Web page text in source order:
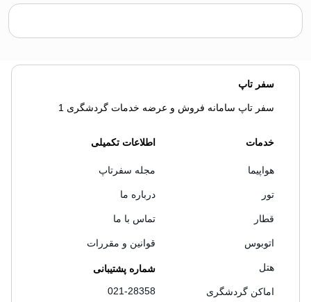
سفر تاپ
سفر تاپ سامانه فروش و عرضه خدمات گردشگری 1
خدمات
هواپیما
تور
قطار
اتوبوس
هتل
اماکن گردشگری
اطلاعات تکمیلی
مجله سفرتاپ
درباره ما
تماس با ما
قوانین و مقررات
شماره پشتیبانی
021-28358